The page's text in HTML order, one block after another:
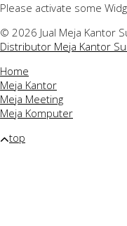
Please activate some
© 2026 Jual Meja Kantor
Distributor Meja Kantor
Home
Meja Kantor
Meja Meeting
Meja Komputer
top